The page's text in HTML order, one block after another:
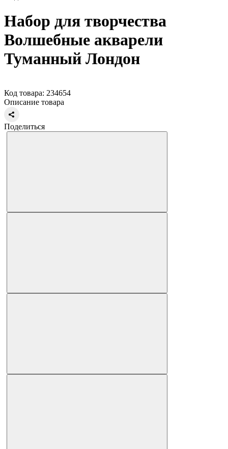
Набор для творчества
Волшебные акварели
Туманный Лондон
Код товара: 234654
Описание товара
Поделиться